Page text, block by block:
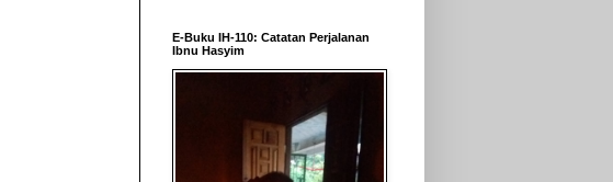
E-Buku IH-110: Catatan Perjalanan
Ibnu Hasyim